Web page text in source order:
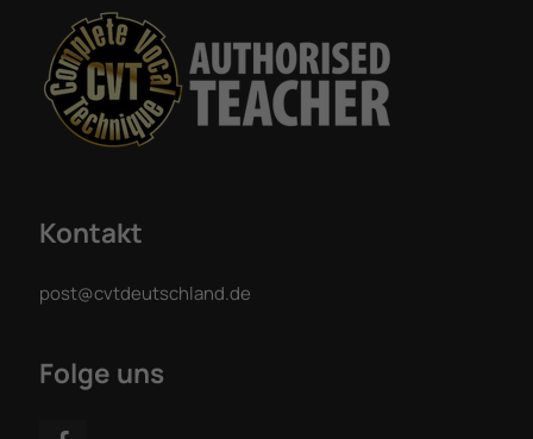
Kontakt
post@cvtdeutschland.de
Folge uns